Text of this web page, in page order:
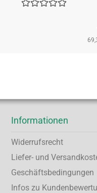
Informationen
Widerrufsrecht
Liefer- und
Geschäftsbedingungen
Infos zu